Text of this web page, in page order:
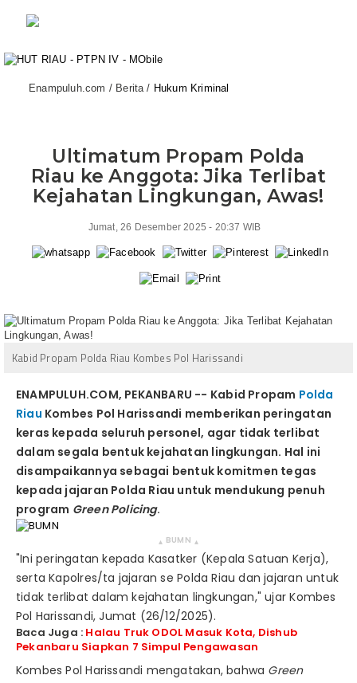
Enampuluh.com / Berita / Hukum Kriminal
Ultimatum Propam Polda
Riau ke Anggota: Jika Terlibat
Kejahatan Lingkungan, Awas!
Jumat, 26 Desember 2025 - 20:37 WIB
Kabid Propam Polda Riau Kombes Pol Harissandi
ENAMPULUH.COM, PEKANBARU -- Kabid Propam Polda
Riau Kombes Pol Harissandi memberikan peringatan
keras kepada seluruh personel, agar tidak terlibat
dalam segala bentuk kejahatan lingkungan. Hal ini
disampaikannya sebagai bentuk komitmen tegas
kepada jajaran Polda Riau untuk mendukung penuh
program Green Policing.
▴ BUMN ▴
"Ini peringatan kepada Kasatker (Kepala Satuan Kerja),
serta Kapolres/ta jajaran se Polda Riau dan jajaran untuk
tidak terlibat dalam kejahatan lingkungan," ujar Kombes
Pol Harissandi, Jumat (26/12/2025).
Baca Juga : Halau Truk ODOL Masuk Kota, Dishub
Pekanbaru Siapkan 7 Simpul Pengawasan
Kombes Pol Harissandi mengatakan, bahwa Green